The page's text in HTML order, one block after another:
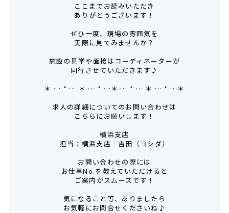
ここまでお読みいただき
ありがとうございます！
ぜひ一度、現場の雰囲気を
実際に見てみませんか？
施設の見学や面接はコーディネーターが
同行させていただきます♪
＊ … * … ＊ … * …＊ … * … ＊ … * …＊
求人の詳細についてのお問い合わせは
こちらにお願いします！
横浜支店
担当：横浜支店 吉田（ヨシダ）
お問い合わせの際には
お仕事No.を教えていただけると
ご案内がスムーズです！
気になること等、ありましたら
お気軽にお問合せくださいね♪